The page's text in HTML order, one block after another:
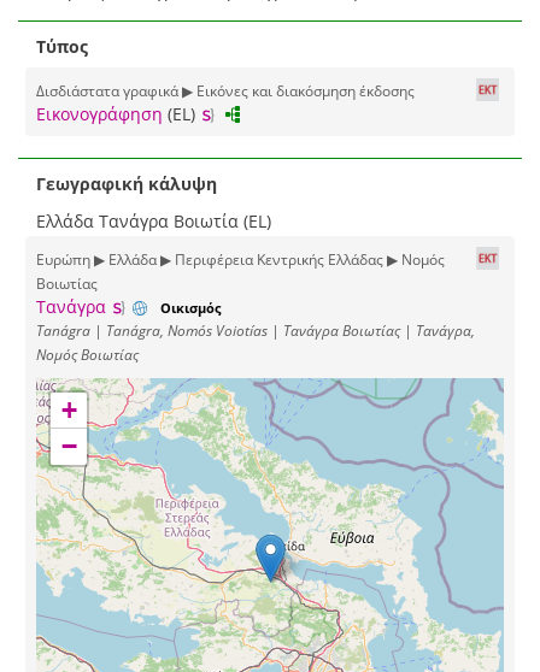
Τύπος
Δισδιάστατα γραφικά ▶ Εικόνες και διακόσμηση έκδοσης
Εικονογράφηση (EL)
Γεωγραφική κάλυψη
Ελλάδα Τανάγρα Βοιωτία (EL)
Ευρώπη ▶ Ελλάδα ▶ Περιφέρεια Κεντρικής Ελλάδας ▶ Νομός
Βοιωτίας
Τανάγρα Οικισμός
Tanágra | Tanágra, Nomós Voiotías | Τανάγρα Βοιωτίας | Τανάγρα,
Νομός Βοιωτίας
+
−